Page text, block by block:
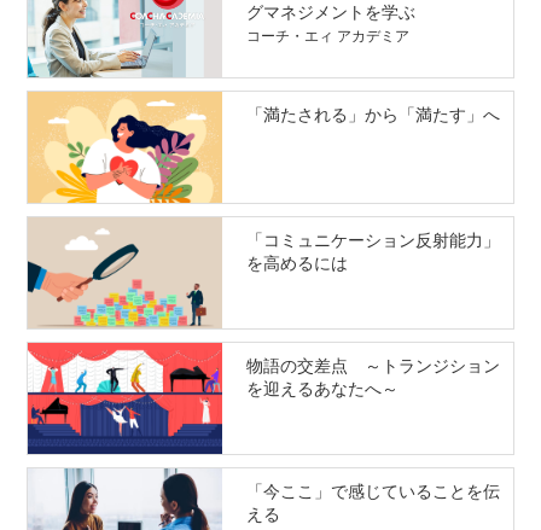
グマネジメントを学ぶ
コーチ・エィ アカデミア
「満たされる」から「満たす」へ
「コミュニケーション反射能力」
を高めるには
物語の交差点 ～トランジション
を迎えるあなたへ～
「今ここ」で感じていることを伝
える